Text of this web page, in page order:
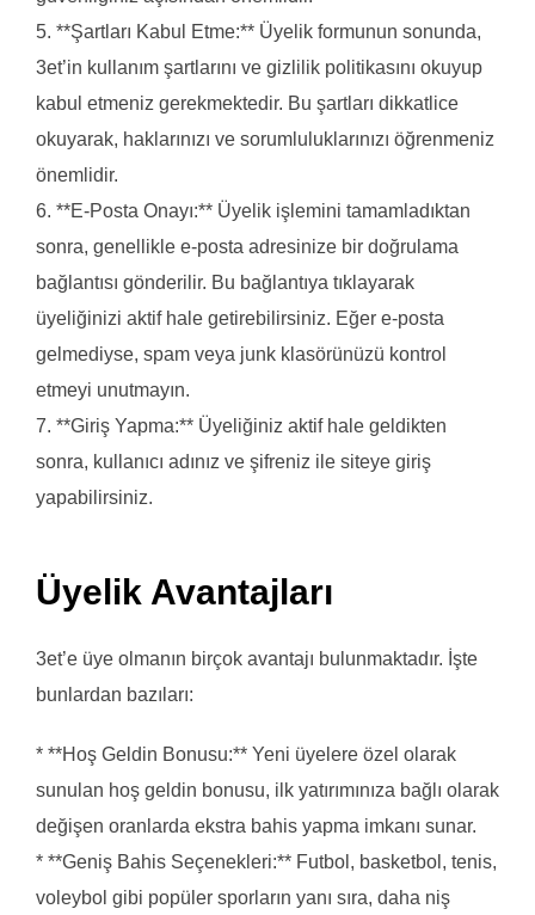
5. **Şartları Kabul Etme:** Üyelik formunun sonunda,
3et’in kullanım şartlarını ve gizlilik politikasını okuyup
kabul etmeniz gerekmektedir. Bu şartları dikkatlice
okuyarak, haklarınızı ve sorumluluklarınızı öğrenmeniz
önemlidir.
6. **E-Posta Onayı:** Üyelik işlemini tamamladıktan
sonra, genellikle e-posta adresinize bir doğrulama
bağlantısı gönderilir. Bu bağlantıya tıklayarak
üyeliğinizi aktif hale getirebilirsiniz. Eğer e-posta
gelmediyse, spam veya junk klasörünüzü kontrol
etmeyi unutmayın.
7. **Giriş Yapma:** Üyeliğiniz aktif hale geldikten
sonra, kullanıcı adınız ve şifreniz ile siteye giriş
yapabilirsiniz.
Üyelik Avantajları
3et’e üye olmanın birçok avantajı bulunmaktadır. İşte
bunlardan bazıları:
* **Hoş Geldin Bonusu:** Yeni üyelere özel olarak
sunulan hoş geldin bonusu, ilk yatırımınıza bağlı olarak
değişen oranlarda ekstra bahis yapma imkanı sunar.
* **Geniş Bahis Seçenekleri:** Futbol, basketbol, tenis,
voleybol gibi popüler sporların yanı sıra, daha niş